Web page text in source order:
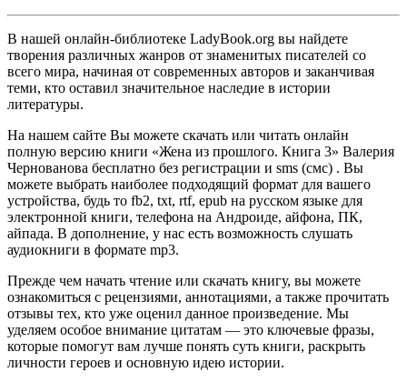
В нашей онлайн-библиотеке LadyBook.org вы найдете
творения различных жанров от знаменитых писателей со
всего мира, начиная от современных авторов и заканчивая
теми, кто оставил значительное наследие в истории
литературы.
На нашем сайте Вы можете скачать или читать онлайн
полную версию книги «Жена из прошлого. Книга 3» Валерия
Чернованова бесплатно без регистрации и sms (смс) . Вы
можете выбрать наиболее подходящий формат для вашего
устройства, будь то fb2, txt, rtf, epub на русском языке для
электронной книги, телефона на Андроиде, айфона, ПК,
айпада. В дополнение, у нас есть возможность слушать
аудиокниги в формате mp3.
Прежде чем начать чтение или скачать книгу, вы можете
ознакомиться с рецензиями, аннотациями, а также прочитать
отзывы тех, кто уже оценил данное произведение. Мы
уделяем особое внимание цитатам — это ключевые фразы,
которые помогут вам лучше понять суть книги, раскрыть
личности героев и основную идею истории.